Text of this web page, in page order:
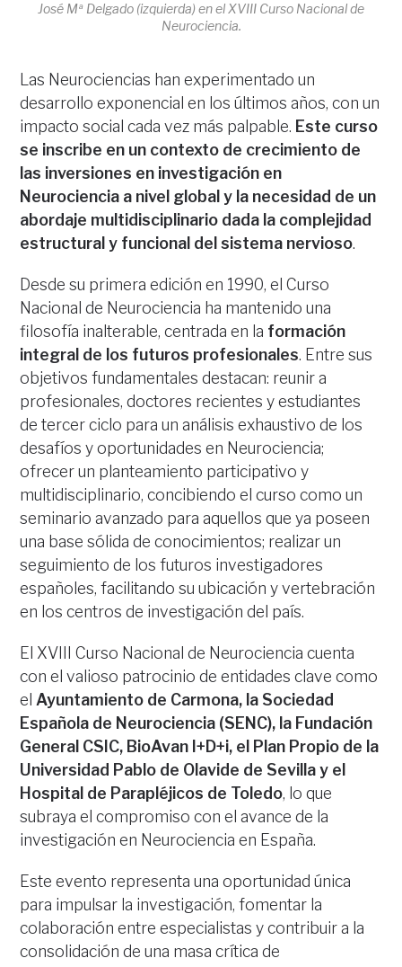
José Mª Delgado (izquierda) en el XVIII Curso Nacional de
Neurociencia.
Las Neurociencias han experimentado un
desarrollo exponencial en los últimos años, con un
impacto social cada vez más palpable. Este curso
se inscribe en un contexto de crecimiento de
las inversiones en investigación en
Neurociencia a nivel global y la necesidad de un
abordaje multidisciplinario dada la complejidad
estructural y funcional del sistema nervioso.
Desde su primera edición en 1990, el Curso
Nacional de Neurociencia ha mantenido una
filosofía inalterable, centrada en la formación
integral de los futuros profesionales. Entre sus
objetivos fundamentales destacan: reunir a
profesionales, doctores recientes y estudiantes
de tercer ciclo para un análisis exhaustivo de los
desafíos y oportunidades en Neurociencia;
ofrecer un planteamiento participativo y
multidisciplinario, concibiendo el curso como un
seminario avanzado para aquellos que ya poseen
una base sólida de conocimientos; realizar un
seguimiento de los futuros investigadores
españoles, facilitando su ubicación y vertebración
en los centros de investigación del país.
El XVIII Curso Nacional de Neurociencia cuenta
con el valioso patrocinio de entidades clave como
el Ayuntamiento de Carmona, la Sociedad
Española de Neurociencia (SENC), la Fundación
General CSIC, BioAvan I+D+i, el Plan Propio de la
Universidad Pablo de Olavide de Sevilla y el
Hospital de Parapléjicos de Toledo, lo que
subraya el compromiso con el avance de la
investigación en Neurociencia en España.
Este evento representa una oportunidad única
para impulsar la investigación, fomentar la
colaboración entre especialistas y contribuir a la
consolidación de una masa crítica de